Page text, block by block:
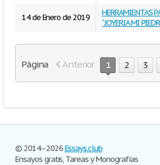
14 de Enero de 2019
HERRAMIENTAS
“JOYERIA MI
Página Anterior 1 2 3
© 2014–2026Essays.club
Ensayos gratis, Tareas y Monografías